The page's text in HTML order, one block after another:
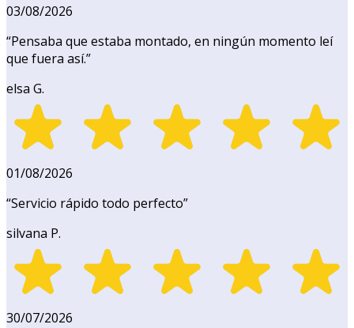
03/08/2026
“Pensaba que estaba montado, en ningún momento leí
que fuera así.”
elsa G.
01/08/2026
“Servicio rápido todo perfecto”
silvana P.
30/07/2026